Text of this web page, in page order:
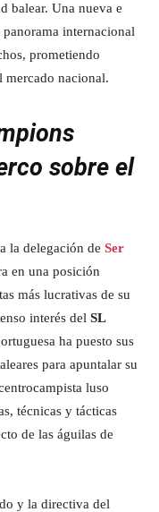
balear. Una nueva e
internacional
prometiendo
mercado nacional.
sobre el
la delegación de Ser
en una posición
más lucrativas de su
interés del SL
ha puesto sus
para apuntalar su
luso
técnicas y tácticas
de las águilas de
y la directiva del